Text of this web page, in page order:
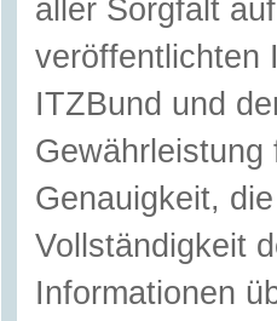
aller Sorgfalt
veröffentlichten
ITZBund und
Genauigkeit,
Vollständigkeit
Informationen